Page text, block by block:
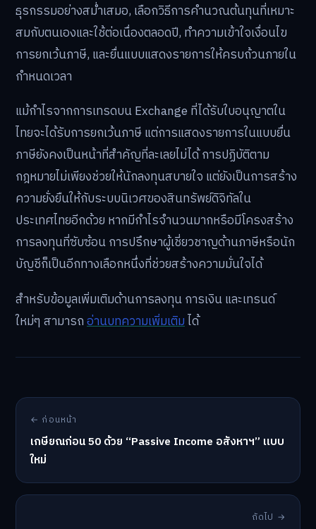
ธุรกรรมอย่างสม่ำเสมอ, เลือกวิธีการคำนวณต้นทุนที่เหมาะ
สมกับตนเองและใช้ต่อเนื่องตลอดปี, ทำความเข้าใจเงื่อนไข
การยกเว้นภาษี, และยื่นแบบแสดงรายการให้ครบถ้วนภายใน
กำหนดเวลา
แม้กำไรจากการเทรดบน Exchange ที่ได้รับใบอนุญาตใน
ไทยจะได้รับการยกเว้นภาษี แต่การแสดงรายการในแบบยื่น
ภาษียังคงเป็นหน้าที่สำคัญที่ละเลยไม่ได้ การปฏิบัติตาม
กฎหมายไม่เพียงช่วยให้นักลงทุนสบายใจ แต่ยังเป็นการสร้าง
ความยั่งยืนให้กับระบบนิเวศของสินทรัพย์ดิจิทัลใน
ประเทศไทยอีกด้วย หากมีกำไรจำนวนมากหรือมีโครงสร้าง
การลงทุนที่ซับซ้อน การปรึกษาผู้เชี่ยวชาญด้านภาษีหรือนัก
บัญชีก็เป็นอีกทางเลือกหนึ่งที่ช่วยสร้างความมั่นใจได้
สำหรับข้อมูลเพิ่มเติมด้านการลงทุน การเงิน และเทรนด์
ใหม่ๆ สามารถอ่านบทความเพิ่มเติมได้
← ก่อนหน้า
เกษียณก่อน 50 ด้วย “Passive Income อสังหาฯ” แบบ
ใหม่
ถัดไป →